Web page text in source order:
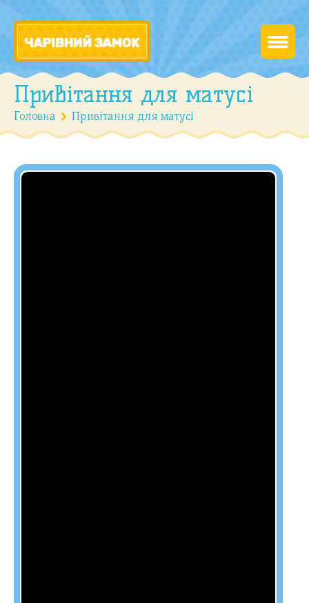
Привітання для матусі
Головна Привітання для матусі